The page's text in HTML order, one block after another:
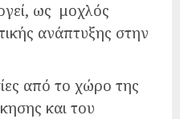
ως μοχλός
ανάπτυξης στην
από το χώρο της
και του